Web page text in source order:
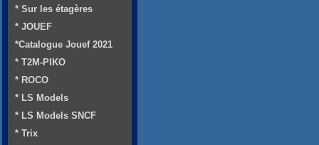
* Sur les étagères
* JOUEF
*Catalogue Jouef 2021
* T2M-PIKO
* ROCO
* LS Models
* LS Models SNCF
* Trix